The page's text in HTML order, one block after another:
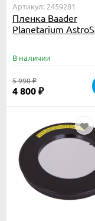
Артикул: 2459281
Пленка Baader
Planetarium
В наличии
5 990₽
4 800 ₽